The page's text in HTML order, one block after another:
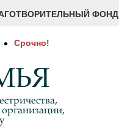
ФОНД
Срочно!